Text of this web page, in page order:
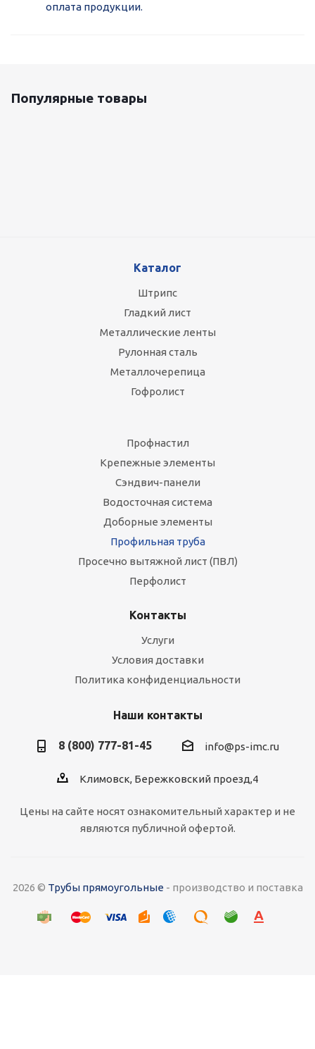
оплата продукции.
Популярные товары
Каталог
Штрипс
Гладкий лист
Металлические ленты
Рулонная сталь
Металлочерепица
Гофролист
Профнастил
Крепежные элементы
Сэндвич-панели
Водосточная система
Доборные элементы
Профильная труба
Просечно вытяжной лист (ПВЛ)
Перфолист
Контакты
Услуги
Условия доставки
Политика конфиденциальности
Наши контакты
8 (800) 777-81-45 info@ps-imc.ru
Климовск, Бережковский проезд,4
Цены на сайте носят ознакомительный характер и не
являются публичной офертой.
2026 © Трубы прямоугольные - производство и поставка